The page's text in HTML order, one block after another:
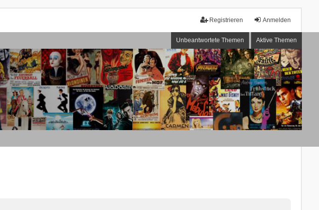
Anmelden
Registrieren
Unbeantwortete Themen Aktive Themen